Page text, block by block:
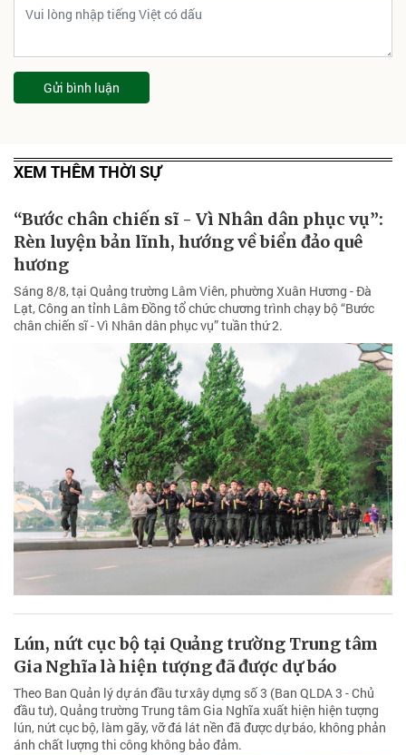
Gửi bình luận
XEM THÊM THỜI SỰ
“Bước chân chiến sĩ - Vì Nhân dân phục vụ”:
Rèn luyện bản lĩnh, hướng về biển đảo quê
hương
Sáng 8/8, tại Quảng trường Lâm Viên, phường Xuân Hương - Đà
Lạt, Công an tỉnh Lâm Đồng tổ chức chương trình chạy bộ “Bước
chân chiến sĩ - Vì Nhân dân phục vụ” tuần thứ 2.
Lún, nứt cục bộ tại Quảng trường Trung tâm
Gia Nghĩa là hiện tượng đã được dự báo
Theo Ban Quản lý dự án đầu tư xây dựng số 3 (Ban QLDA 3 - Chủ
đầu tư), Quảng trường Trung tâm Gia Nghĩa xuất hiện hiện tượng
lún, nứt cục bộ, làm gãy, vỡ đá lát nền đã được dự báo, không phản
ánh chất lượng thi công không bảo đảm.